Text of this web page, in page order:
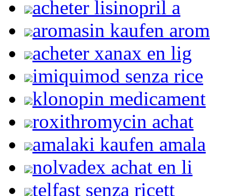
acheter lisinopril a
aromasin kaufen arom
acheter xanax en lig
imiquimod senza rice
klonopin medicament
roxithromycin achat
amalaki kaufen amala
nolvadex achat en li
telfast senza ricett